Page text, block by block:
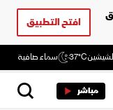
افتح التطبيق
37°C سماء صافية
مباشر